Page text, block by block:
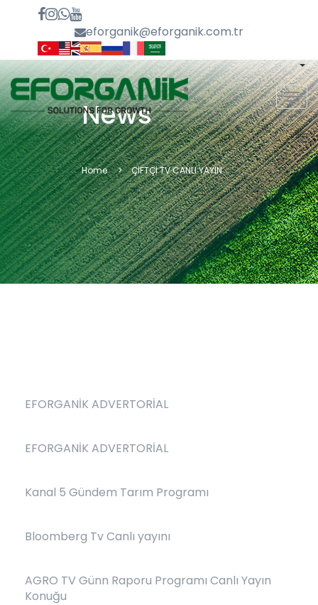
eforganik@eforganik.com.tr
News
Home ÇİFTÇİ TV CANLI YAYIN
EFORGANİK ADVERTORİAL
EFORGANİK ADVERTORİAL
Kanal 5 Gündem Tarım Programı
Bloomberg Tv Canlı yayını
AGRO TV Günn Raporu Programı Canlı Yayın
Konuğu